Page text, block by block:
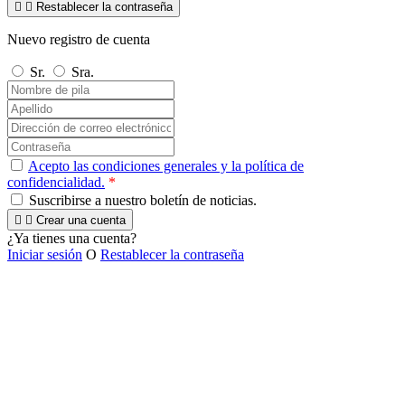
  Restablecer la contraseña
Nuevo registro de cuenta
Sr. Sra.
Acepto las condiciones generales y la política de
confidencialidad. *
Suscribirse a nuestro boletín de noticias.
  Crear una cuenta
¿Ya tienes una cuenta?
Iniciar sesión O Restablecer la contraseña